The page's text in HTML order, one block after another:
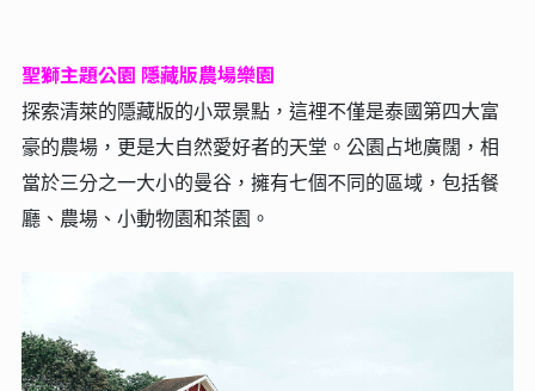
聖獅主題公園 隱藏版農場樂園
探索清萊的隱藏版的小眾景點，這裡不僅是泰國第四大富
豪的農場，更是大自然愛好者的天堂。公園占地廣闊，相
當於三分之一大小的曼谷，擁有七個不同的區域，包括餐
廳、農場、小動物園和茶園。